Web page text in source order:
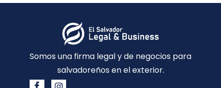
Somos una firma legal y de negocios para
salvadoreños en el exterior.